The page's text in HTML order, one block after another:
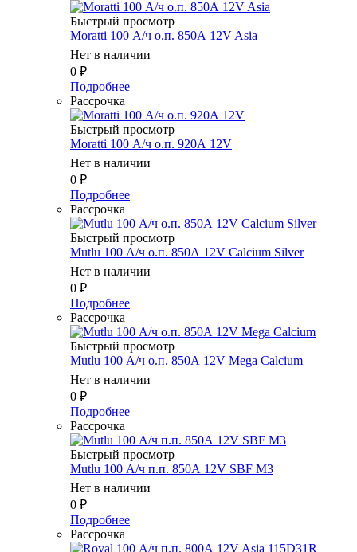
Быстрый просмотр
Moratti 100 А/ч о.п. 850А 12V Asia
Нет в наличии
0 ₽
Подробнее
Рассрочка
Быстрый просмотр
Moratti 100 А/ч о.п. 920А 12V
Нет в наличии
0 ₽
Подробнее
Рассрочка
Быстрый просмотр
Mutlu 100 А/ч о.п. 850А 12V Calcium Silver
Нет в наличии
0 ₽
Подробнее
Рассрочка
Быстрый просмотр
Mutlu 100 А/ч о.п. 850А 12V Mega Calcium
Нет в наличии
0 ₽
Подробнее
Рассрочка
Быстрый просмотр
Mutlu 100 А/ч п.п. 850А 12V SBF M3
Нет в наличии
0 ₽
Подробнее
Рассрочка